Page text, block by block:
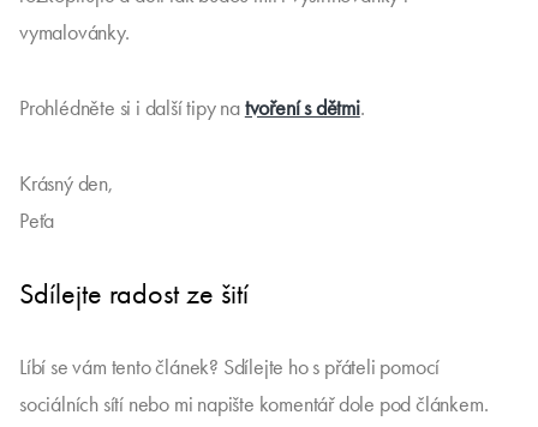
vymalovánky.
Prohlédněte si i další tipy natvoření s dětmi.
Krásný den,
Peťa
Sdílejte radost ze šití
Líbí se vám tento článek? Sdílejte ho s přáteli pomocí
sociálních sítí nebo mi napište komentář dole pod článkem.